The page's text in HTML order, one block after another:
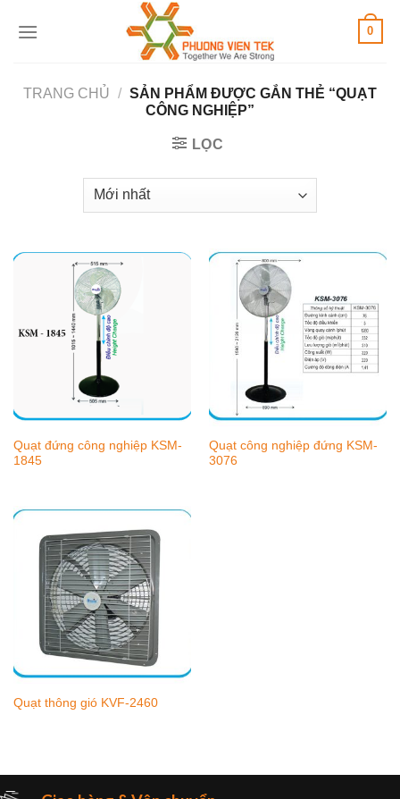
0
TRANG CHỦ / SẢN PHẨM ĐƯỢC GẮN THẺ “QUẠT
CÔNG NGHIỆP”
LỌC
Quạt đứng công nghiệp KSM-
1845
Quạt công nghiệp đứng KSM-
3076
Quạt thông gió KVF-2460